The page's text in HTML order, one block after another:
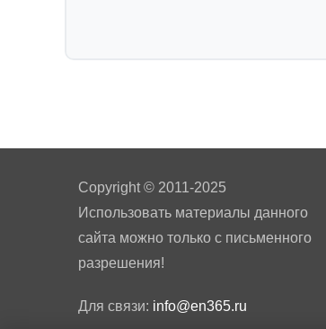
Copyright © 2011-2025
Использовать материалы данного
сайта можно только с письменного
разрешения!
Для связи: info@en365.ru